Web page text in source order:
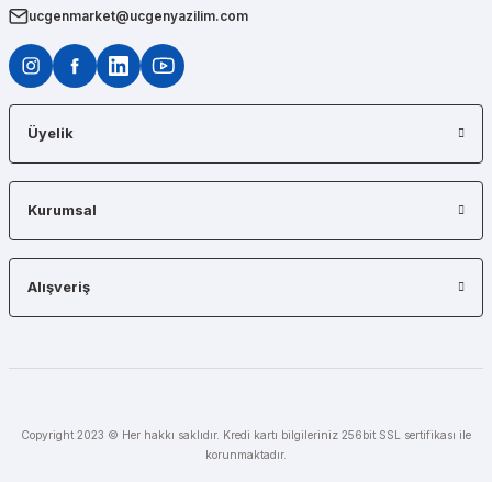
ucgenmarket@ucgenyazilim.com
Üyelik
Kurumsal
Alışveriş
Copyright 2023 © Her hakkı saklıdır. Kredi kartı bilgileriniz 256bit SSL sertifikası ile
korunmaktadır.